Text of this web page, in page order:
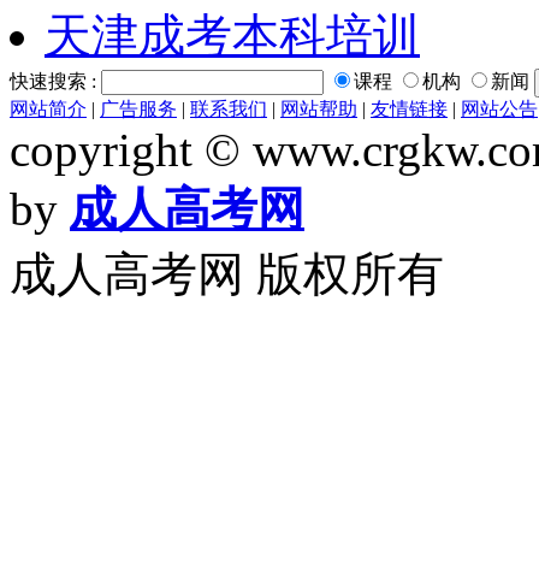
天津成考本科培训
快速搜索 : 课程 机构
新闻
网站简介 | 广告服务 | 联系我们 | 网站帮助 | 友情链接 | 网站公告
copyright ©
by 成人高考网
成人高考网 版权所有